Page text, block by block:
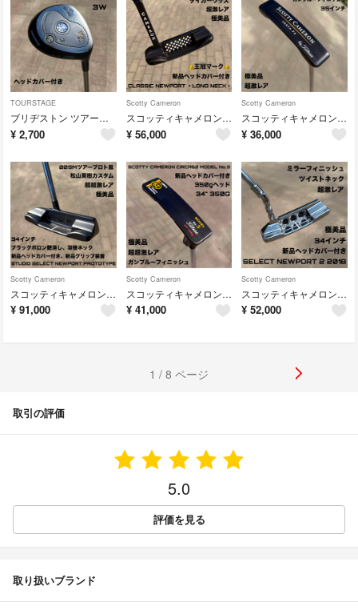
TOURSTAGE
ブリヂストン ツアーステージ ViQ 3番ウッド 3W スプーン ヘッドカバー付き
¥ 2,700
Scotty Cameron
スコッティキャメロン クラシック ニューポート ロングネック Tel3 王冠マーク 極美品 超激レア
¥ 56,000
Scotty Cameron
スコッティキャメロン クラシック サンタフェ ガンブルーフィニッシュ 極美品 超激レア 35インチ
¥ 36,000
Scotty Cameron
スコッティキャメロン スタジオセレクト プロトタイプ ブラックボロン艶消し 溶接ネック 松山英樹カスタム 極美品 超超激レア
¥ 91,000
Scotty Cameron
スコッティキャメロン サーカ62 MODEL No.3 350gヘッド ガンブルーフィニッシュ 超超激レア 極美品
¥ 41,000
Scotty Cameron
スコッティキャメロン セレクト ニューポート 2 2018 ミラーフィニッシュ ツイストネック 極美品 超激レア 34インチ
¥ 52,000
1 / 8 ページ
取引の評価
5.0
評価を見る
取り扱いブランド